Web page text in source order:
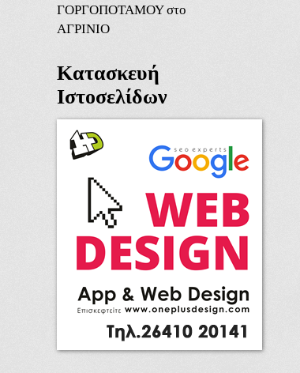
ΓΟΡΓΟΠΟΤΑΜΟΥ στο
ΑΓΡΙΝΙΟ
Κατασκευή
Ιστοσελίδων